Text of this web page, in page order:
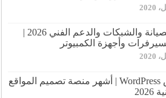
مجال الصيانة والشبكات والدعم الفني 2026 |
وأجهزة الكمبيوتر
وردبرس WordPress | أشهر منصة تصميم المواقع
2026